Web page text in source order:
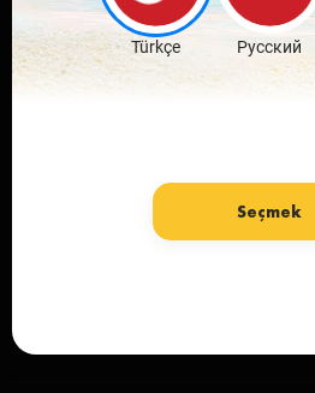
Ücretsiz İndir
Türkçe Русский
Seçmek